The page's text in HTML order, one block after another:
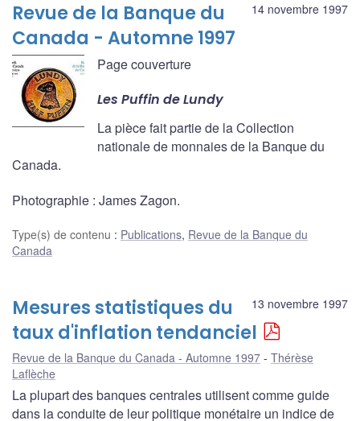
14 novembre 1997
Revue de la Banque du
Canada - Automne 1997
Page couverture
Les Puffin de Lundy
La pièce fait partie de la Collection
nationale de monnaies de la Banque du
Canada.
Photographie : James Zagon.
Type(s) de contenu : Publications, Revue de la Banque du
Canada
13 novembre 1997
Mesures statistiques du
taux d'inflation tendanciel
Revue de la Banque du Canada - Automne 1997
Thérèse
Laflèche
La plupart des banques centrales utilisent comme guide
dans la conduite de leur politique monétaire un indice de